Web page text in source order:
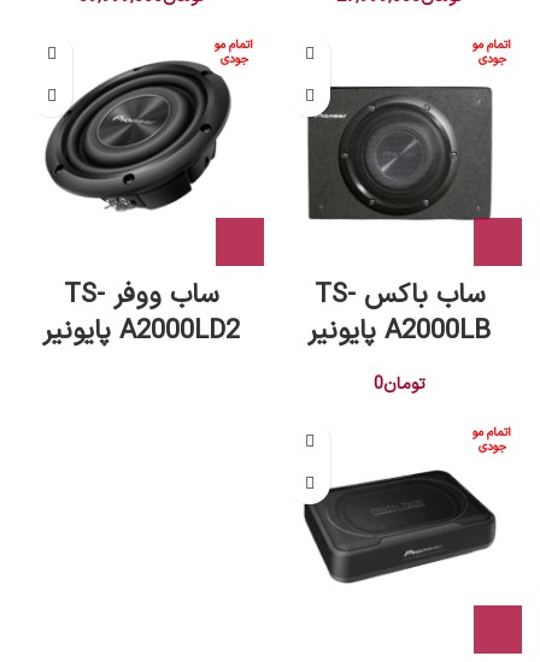
اتمام مو
جودی
ساب باکس TS-
A2000LB پایونیر
تومان0
اتمام مو
جودی
ساب ووفر TS-
A2000LD2 پایونیر
اتمام مو
جودی